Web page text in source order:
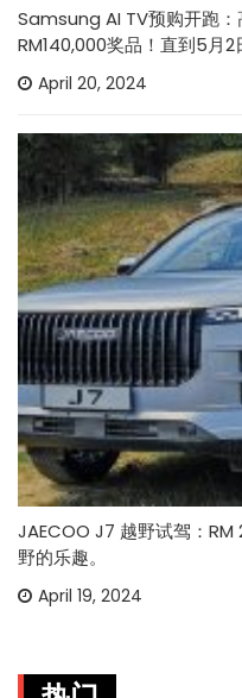
Samsung AI TV预购开跑：
RM140,000奖品！直到5月2
April 20, 2024
JAECOO J7 越野试驾：
野的乐趣。
April 19, 2024